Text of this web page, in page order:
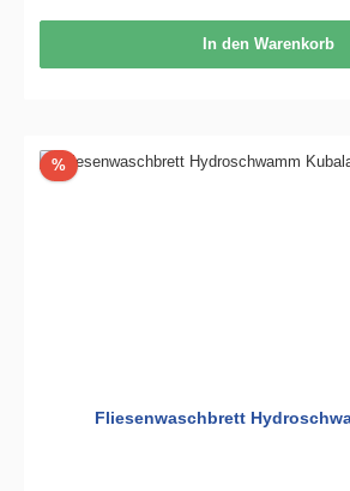
In den Warenkorb
%Rabatt
Fliesenwaschbrett